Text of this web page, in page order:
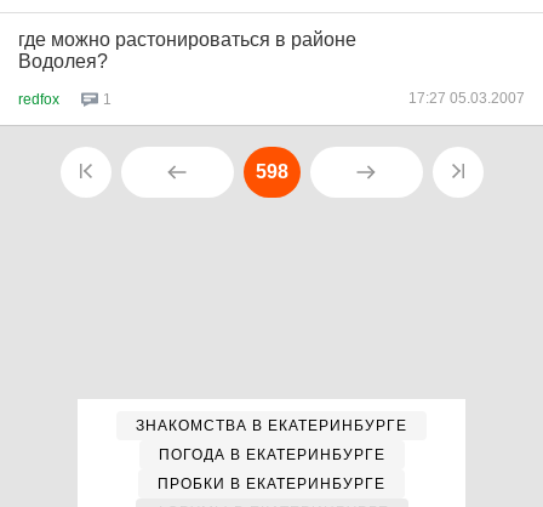
где можно растонироваться в районе
Водолея?
redfox 1 17:27 05.03.2007
598
ЗНАКОМСТВА В ЕКАТЕРИНБУРГЕ
ПОГОДА В ЕКАТЕРИНБУРГЕ
ПРОБКИ В ЕКАТЕРИНБУРГЕ